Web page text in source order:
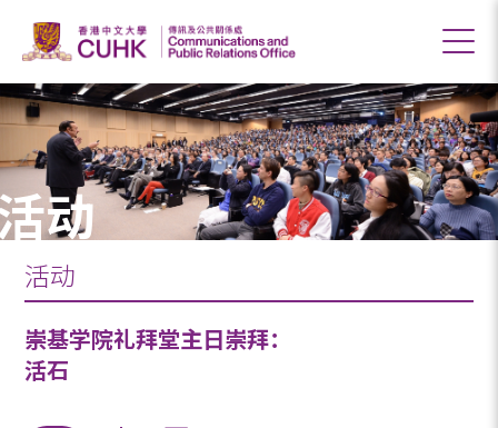
动
活动
崇基学院礼拜堂主日崇拜：
活石